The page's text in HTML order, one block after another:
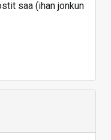
saa (ihan jonkun